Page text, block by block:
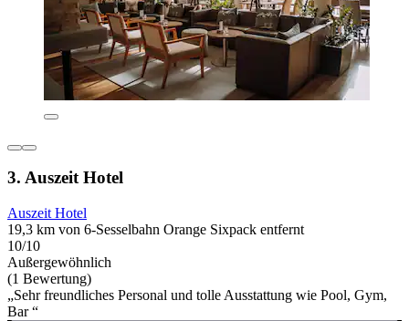
3. Auszeit Hotel
Auszeit Hotel
19,3 km von 6-Sesselbahn Orange Sixpack entfernt
10/10
Außergewöhnlich
(1 Bewertung)
„Sehr freundliches Personal und tolle Ausstattung wie Pool, Gym,
Bar “